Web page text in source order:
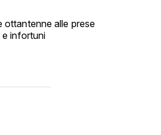
ottantenne alle prese
e infortuni